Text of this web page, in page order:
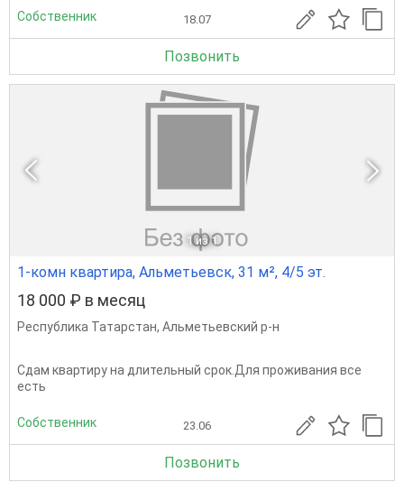
Собственник 18.07
Позвонить
1 из 1
1-комн квартира, Альметьевск, 31 м², 4/5 эт.
18 000 ₽ в месяц
Республика Татарстан, Альметьевский р-н
Сдам квартиру на длительный срок.Для проживания все
есть
Собственник 23.06
Позвонить